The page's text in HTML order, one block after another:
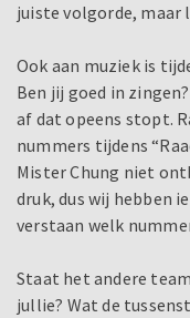
juiste volgorde,
Ook aan muziek is
Ben jij goed in
af dat opeens stopt.
nummers tijdens
Mister Chung niet
druk, dus wij hebben
verstaan welk
Staat het andere
jullie? Wat de